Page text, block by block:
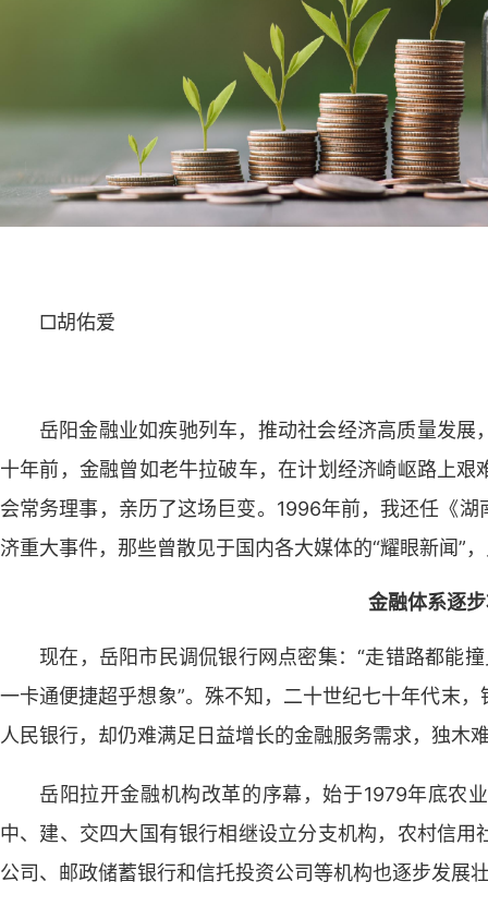
□胡佑爱
岳阳金融业如疾驰列车，推动社会经济高质量发
十年前，金融曾如老牛拉破车，在计划经济崎岖路上
会常务理事，亲历了这场巨变。1996年前，我还任《
济重大事件，那些曾散见于国内各大媒体的“耀眼新闻”
金融体系逐
现在，岳阳市民调侃银行网点密集：“走错路都能
一卡通便捷超乎想象”。殊不知，二十世纪七十年代末
人民银行，却仍难满足日益增长的金融服务需求，独木
岳阳拉开金融机构改革的序幕，始于1979年底农
中、建、交四大国有银行相继设立分支机构，农村信
公司、邮政储蓄银行和信托投资公司等机构也逐步发展